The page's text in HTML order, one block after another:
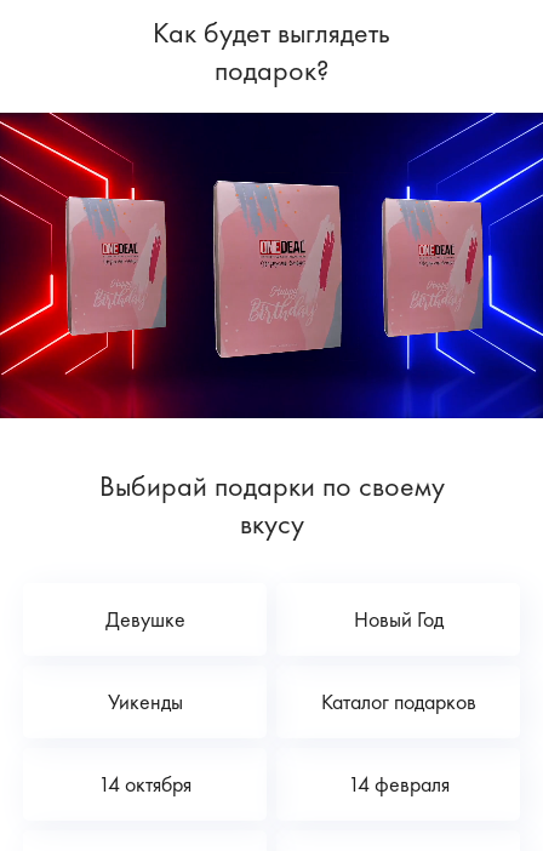
Как будет выглядеть
подарок?
Выбирай подарки по своему
вкусу
Девушке Новый Год
Уикенды Каталог подарков
14 октября 14 февраля